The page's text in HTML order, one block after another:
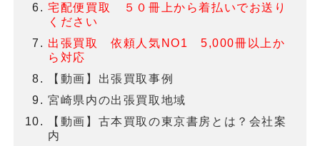
宅配便買取 ５０冊上から着払いでお送り
ください
出張買取 依頼人気NO1 5,000冊以上か
ら対応
【動画】出張買取事例
宮崎県内の出張買取地域
【動画】古本買取の東京書房とは？会社案
内